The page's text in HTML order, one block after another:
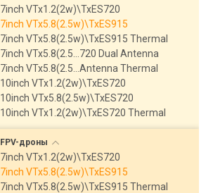
7inch VTx1.2(2w)\TxES720
7inch VTx5.8(2.5w)\TxES915
7inch VTx5.8(2.5w)\TxES915 Thermal
7inch VTx5.8(2.5…720 Dual Antenna
7inch VTx5.8(2.5…Antenna Thermal
10inch VTx1.2(2w)\TxES720
10inch VTx5.8(2.5w)\TxES720
10inch VTx1.2(2w)\TxES720 Thermal
FPV-дроны
7inch VTx1.2(2w)\TxES720
7inch VTx5.8(2.5w)\TxES915
7inch VTx5.8(2.5w)\TxES915 Thermal